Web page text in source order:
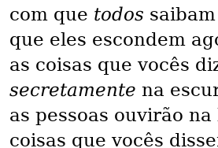
com que todos
que eles escondem
as coisas que vocês
secretamente na
as pessoas ouvirão
coisas que vocês